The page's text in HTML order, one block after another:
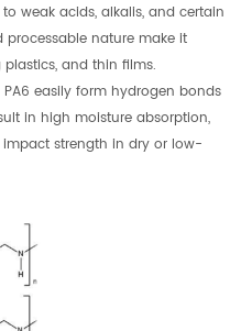
weak acids, alkalis, and certain
nature make it
and thin films.
easily form hydrogen bonds
in high moisture absorption,
strength in dry or low-